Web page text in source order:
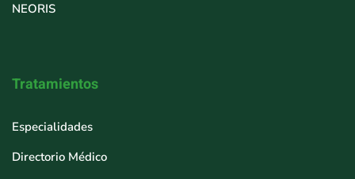
NEORIS
Tratamientos
Especialidades
Directorio Médico